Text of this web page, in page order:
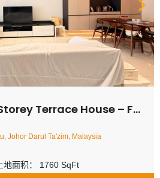
Terrace House – FOR RENT
Johor Darul Ta'zim, Malaysia
地面积： 1760 SqFt